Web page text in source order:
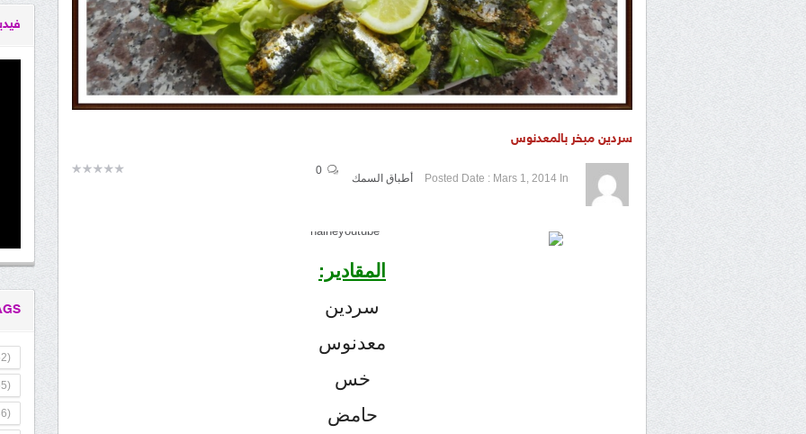
سردين مبخر بالمعدنوس
Posted Date : Mars 1, 2014 In أطباق السمك
0
المقادير:
سردين
معدنوس
خس
حامض